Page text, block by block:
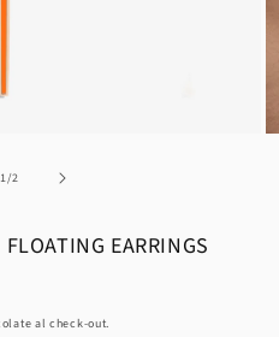
1/su
2
EARRINGS
al check-out.